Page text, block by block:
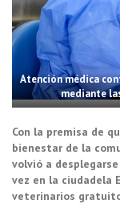
Atención médica
mediante
Con la premisa de
bienestar de la
volvió a
vez en la ciudadela
veterinarios